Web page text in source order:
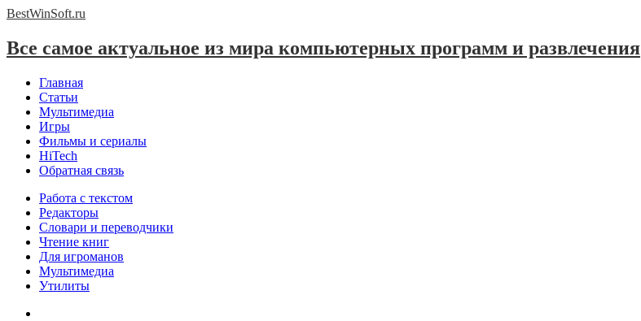
BestWinSoft.ru
Все самое актуальное из мира компьютерных программ и развлечения
Главная
Статьи
Мультимедиа
Игры
Фильмы и сериалы
HiTech
Обратная связь
Работа с текстом
Редакторы
Словари и переводчики
Чтение книг
Для игроманов
Мультимедиа
Утилиты